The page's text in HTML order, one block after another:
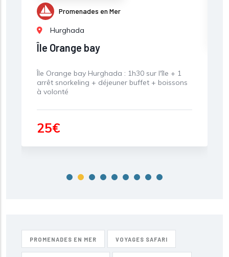
Promenades en Mer
Hurghada
Île Orange bay
Île Orange bay Hurghada : 1h30 sur l'île + 1
arrêt snorkeling + déjeuner buffet + boissons
à volonté
25€
PROMENADES EN MER VOYAGES SAFARI